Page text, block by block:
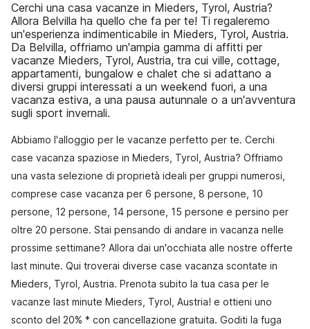
Cerchi una casa vacanze in Mieders, Tyrol, Austria?
Allora Belvilla ha quello che fa per te! Ti regaleremo
un'esperienza indimenticabile in Mieders, Tyrol, Austria.
Da Belvilla, offriamo un'ampia gamma di affitti per
vacanze Mieders, Tyrol, Austria, tra cui ville, cottage,
appartamenti, bungalow e chalet che si adattano a
diversi gruppi interessati a un weekend fuori, a una
vacanza estiva, a una pausa autunnale o a un'avventura
sugli sport invernali.
Abbiamo l'alloggio per le vacanze perfetto per te. Cerchi
case vacanza spaziose in Mieders, Tyrol, Austria? Offriamo
una vasta selezione di proprietà ideali per gruppi numerosi,
comprese case vacanza per 6 persone, 8 persone, 10
persone, 12 persone, 14 persone, 15 persone e persino per
oltre 20 persone. Stai pensando di andare in vacanza nelle
prossime settimane? Allora dai un'occhiata alle nostre offerte
last minute. Qui troverai diverse case vacanza scontate in
Mieders, Tyrol, Austria. Prenota subito la tua casa per le
vacanze last minute Mieders, Tyrol, Austria! e ottieni uno
sconto del 20% * con cancellazione gratuita. Goditi la fuga